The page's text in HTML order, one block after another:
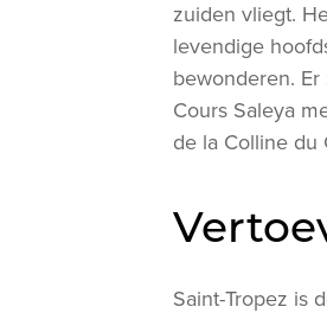
zuiden vliegt.
levendige
bewonderen.
Cours Saleya
de la Colline du
Saint-Tropez is